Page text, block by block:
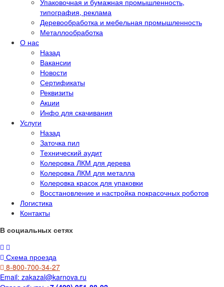
Упаковочная и бумажная промышленность,
типография, реклама
Деревообработка и мебельная промышленность
Металлообработка
О нас
Назад
Вакансии
Новости
Сертификаты
Реквизиты
Акции
Инфо для скачивания
Услуги
Назад
Заточка пил
Технический аудит
Колеровка ЛКМ для дерева
Колеровка ЛКМ для металла
Колеровка красок для упаковки
Восстановление и настройка покрасочных роботов
Логистика
Контакты
В социальных сетях
Схема проезда
8-800-700-34-27
Email: zakazal@karnova.ru